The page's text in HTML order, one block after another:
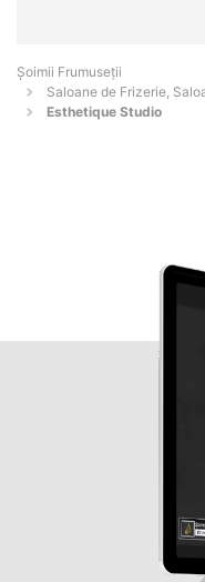
Șoimii Frumuseții
Saloane de Frizerie,
Esthetique Studio